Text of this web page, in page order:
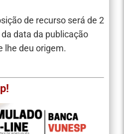
de recurso será de 2
data da publicação
lhe deu origem.